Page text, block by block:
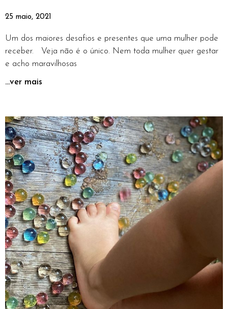
25 maio, 2021
Um dos maiores desafios e presentes que uma mulher pode
receber. Veja não é o único. Nem toda mulher quer gestar
e acho maravilhosas
...ver mais